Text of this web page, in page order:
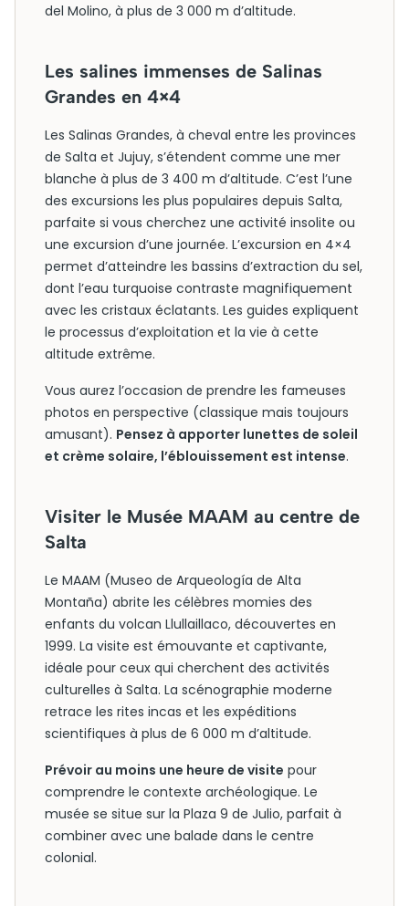
del Molino, à plus de 3 000 m d’altitude.
Les salines immenses de Salinas
Grandes en 4×4
Les Salinas Grandes, à cheval entre les provinces
de Salta et Jujuy, s’étendent comme une mer
blanche à plus de 3 400 m d’altitude. C’est l’une
des excursions les plus populaires depuis Salta,
parfaite si vous cherchez une activité insolite ou
une excursion d’une journée. L’excursion en 4×4
permet d’atteindre les bassins d’extraction du sel,
dont l’eau turquoise contraste magnifiquement
avec les cristaux éclatants. Les guides expliquent
le processus d’exploitation et la vie à cette
altitude extrême.
Vous aurez l’occasion de prendre les fameuses
photos en perspective (classique mais toujours
amusant). Pensez à apporter lunettes de soleil
et crème solaire, l’éblouissement est intense.
Visiter le Musée MAAM au centre de
Salta
Le MAAM (Museo de Arqueología de Alta
Montaña) abrite les célèbres momies des
enfants du volcan Llullaillaco, découvertes en
1999. La visite est émouvante et captivante,
idéale pour ceux qui cherchent des activités
culturelles à Salta. La scénographie moderne
retrace les rites incas et les expéditions
scientifiques à plus de 6 000 m d’altitude.
Prévoir au moins une heure de visite pour
comprendre le contexte archéologique. Le
musée se situe sur la Plaza 9 de Julio, parfait à
combiner avec une balade dans le centre
colonial.